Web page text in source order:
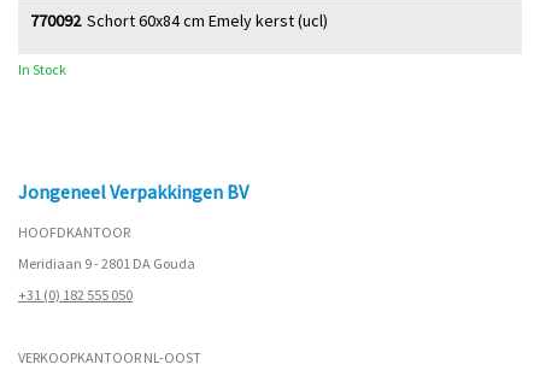
Schort 60x84 cm Emely kerst (ucl)
770092
In Stock
Jongeneel Verpakkingen BV
HOOFDKANTOOR
Meridiaan 9 - 2801 DA Gouda
+31 (0) 182 555 050
VERKOOPKANTOOR NL-OOST